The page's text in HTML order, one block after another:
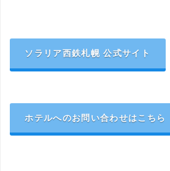
ソラリア西鉄札幌 公式サイト
ホテルへのお問い合わせはこちら